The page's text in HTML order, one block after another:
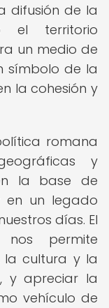
difusión de la
el territorio
un medio de
símbolo de la
la cohesión y
romana
y
la base de
en un legado
días. El
permite
la cultura y la
y apreciar la
vehículo de